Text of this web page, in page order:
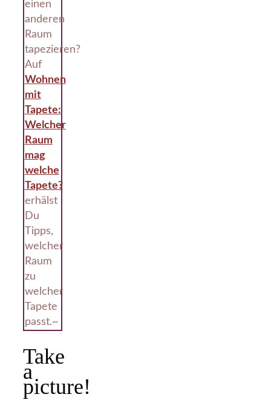
einen
anderen
Raum
tapezieren?
Auf
Wohnen
mit
Tapete:
Welcher
Raum
mag
welche
Tapete?
erhälst
Du
Tipps,
welcher
Raum
zu
welcher
Tapete
passt.~
Take
a
picture!